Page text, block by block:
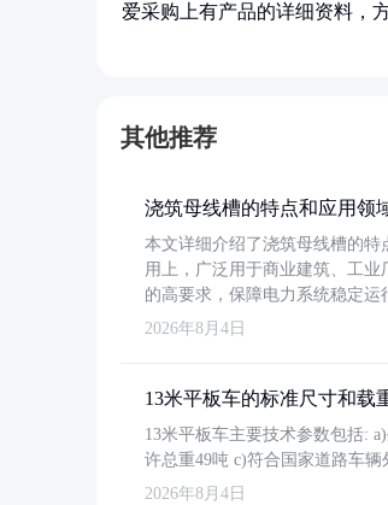
爱采购上有产品的详细资料，
其他推荐
浇筑母线槽的特点和应用领
本文详细介绍了浇筑母线槽的
用上，广泛用于商业建筑、工
的高要求，保障电力系统稳定运
2026年8月4日
13米平板车的标准尺寸和载
13米平板车主要技术参数包括:
许总重49吨 c)符合国家道路车
2026年8月4日